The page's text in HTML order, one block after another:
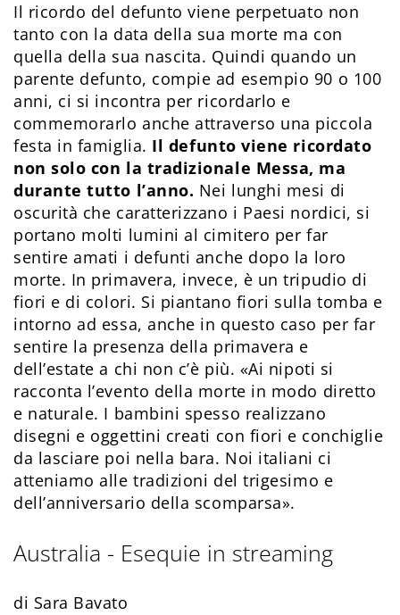
Il ricordo del defunto viene perpetuato non
tanto con la data della sua morte ma con
quella della sua nascita. Quindi quando un
parente defunto, compie ad esempio 90 o 100
anni, ci si incontra per ricordarlo e
commemorarlo anche attraverso una piccola
festa in famiglia. Il defunto viene ricordato
non solo con la tradizionale Messa, ma
durante tutto l’anno. Nei lunghi mesi di
oscurità che caratterizzano i Paesi nordici, si
portano molti lumini al cimitero per far
sentire amati i defunti anche dopo la loro
morte. In primavera, invece, è un tripudio di
fiori e di colori. Si piantano fiori sulla tomba e
intorno ad essa, anche in questo caso per far
sentire la presenza della primavera e
dell’estate a chi non c’è più. «Ai nipoti si
racconta l’evento della morte in modo diretto
e naturale. I bambini spesso realizzano
disegni e oggettini creati con fiori e conchiglie
da lasciare poi nella bara. Noi italiani ci
atteniamo alle tradizioni del trigesimo e
dell’anniversario della scomparsa».
Australia - Esequie in streaming
di Sara Bavato